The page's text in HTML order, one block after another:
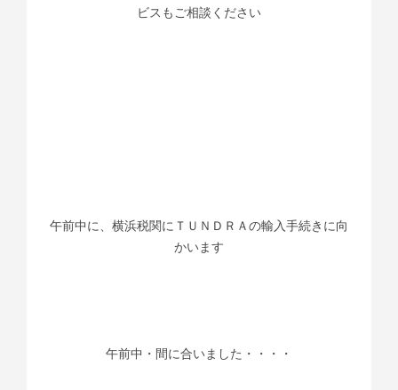
ビスもご相談ください
午前中に、横浜税関にＴＵＮＤＲＡの輸入手続きに向
かいます
午前中・間に合いました・・・・